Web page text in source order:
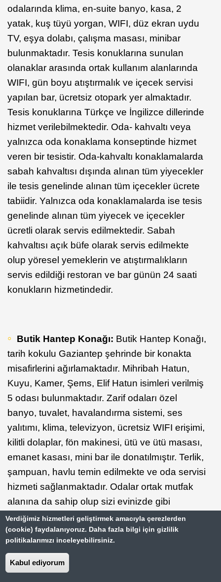
odalarında klima, en-suite banyo, kasa, 2
yatak, kuş tüyü yorgan, WIFI, düz ekran uydu
TV, eşya dolabı, çalışma masası, minibar
bulunmaktadır. Tesis konuklarına sunulan
olanaklar arasında ortak kullanım alanlarında
WIFI, gün boyu atıştırmalık ve içecek servisi
yapılan bar, ücretsiz otopark yer almaktadır.
Tesis konuklarına Türkçe ve İngilizce dillerinde
hizmet verilebilmektedir. Oda- kahvaltı veya
yalnızca oda konaklama konseptinde hizmet
veren bir tesistir. Oda-kahvaltı konaklamalarda
sabah kahvaltısı dışında alınan tüm yiyecekler
ile tesis genelinde alınan tüm içecekler ücrete
tabiidir. Yalnızca oda konaklamalarda ise tesis
genelinde alınan tüm yiyecek ve içecekler
ücretli olarak servis edilmektedir. Sabah
kahvaltısı açık büfe olarak servis edilmekte
olup yöresel yemeklerin ve atıştırmalıkların
servis edildiği restoran ve bar günün 24 saati
konukların hizmetindedir.
Butik Hantep Konağı: Butik Hantep Konağı,
tarih kokulu Gaziantep şehrinde bir konakta
misafirlerini ağırlamaktadır. Mihribah Hatun,
Kuyu, Kamer, Şems, Elif Hatun isimleri verilmiş
5 odası bulunmaktadır. Zarif odaları özel
banyo, tuvalet, havalandırma sistemi, ses
yalıtımı, klima, televizyon, ücretsiz WIFI erişimi,
kilitli dolaplar, fön makinesi, ütü ve ütü masası,
emanet kasası, mini bar ile donatılmıştır. Terlik,
şampuan, havlu temin edilmekte ve oda servisi
hizmeti sağlanmaktadır. Odalar ortak mutfak
alanına da sahip olup sizi evinizde gibi
hissettirecek konforlu hizmet sunan tesis,
serpme köy kahvaltısı sunumu yapmaktadır.
Güne sağlıklı bir kahvaltıyla keyif dolu
başlayabilirsiniz. Avlusunda dostlarınızla
dilediğiniz gibi muhabbet edebilirsiniz. Otel,
Verdiğimiz hizmetleri geliştirmek amacıyla çerezlerden
(cookie) faydalanıyoruz. Daha fazla bilgi için gizlilik
politikalarımızı inceleyebilirsiniz.
Kabul ediyorum